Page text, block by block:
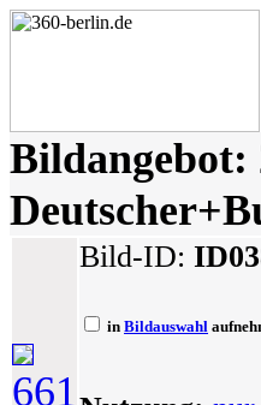
Bildangebot:
661
Bild-ID:
in Bildauswahl